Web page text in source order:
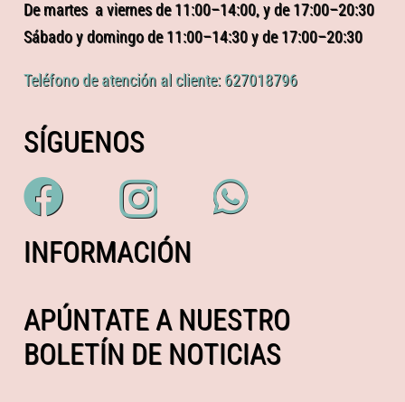
De martes a viernes de 11:00–14:00, y de 17:00–20:30
Sábado y domingo de 11:00–14:30 y de 17:00–20:30
Teléfono de atención al cliente: 627018796
SÍGUENOS
INFORMACIÓN
APÚNTATE A NUESTRO
BOLETÍN DE NOTICIAS